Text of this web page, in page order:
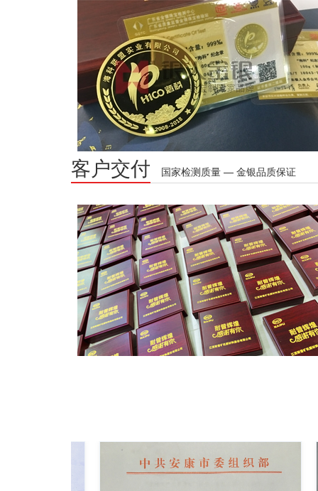
客户交付 国家检测质量 — 金银品质保证